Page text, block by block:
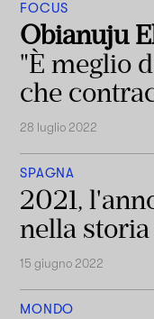
FOCUS
Obianuju
"È meglio
che
28 luglio 2022
SPAGNA
2021,
nella
15 giugno 2022
MONDO